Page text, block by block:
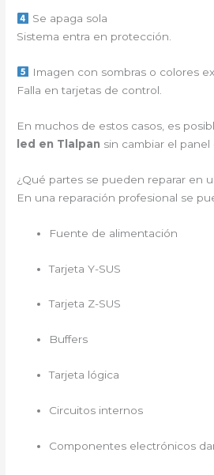
Se apaga sola
Sistema entra en protección.
Imagen con sombras o colores
Falla en tarjetas de control.
En muchos de estos casos, es
led en Tlalpan sin cambiar el panel
¿Qué partes se pueden reparar en
En una reparación profesional se
Fuente de alimentación
Tarjeta Y-SUS
Tarjeta Z-SUS
Buffers
Tarjeta lógica
Circuitos internos
Componentes electrónicos